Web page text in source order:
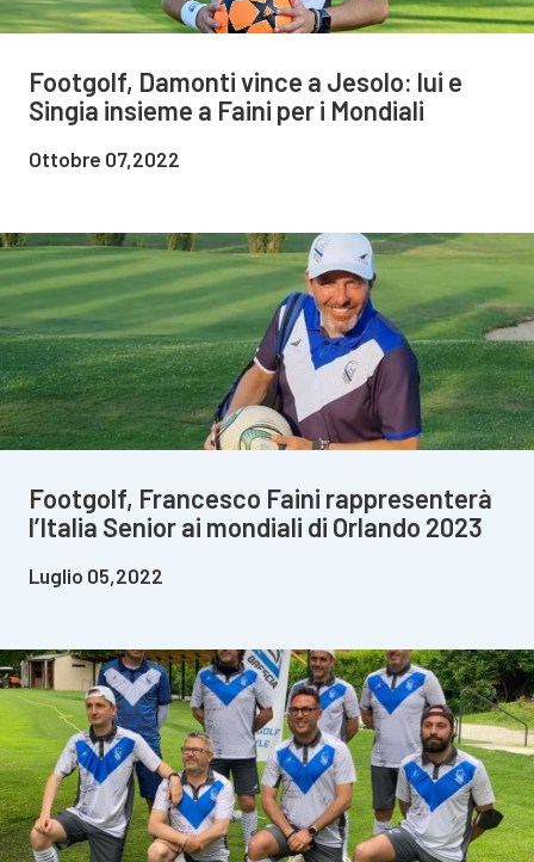
Footgolf, Damonti vince a Jesolo: lui e
Singia insieme a Faini per i Mondiali
Ottobre 07,2022
Footgolf, Francesco Faini rappresenterà
l’Italia Senior ai mondiali di Orlando 2023
Luglio 05,2022